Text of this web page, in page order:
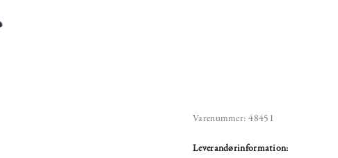
Varenummer: 48451
Leverandørinformation: